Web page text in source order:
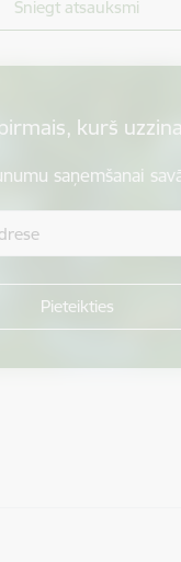
Sniegt atsauksmi
kurš
saņemšanai